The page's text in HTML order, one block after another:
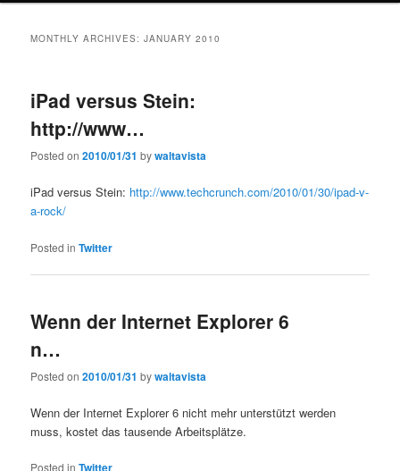
MONTHLY ARCHIVES:JANUARY 2010
iPad versus Stein:
http://www…
Posted on2010/01/31 bywaltavista
iPad versus Stein: http://www.techcrunch.com/2010/01/30/ipad-v-
a-rock/
Posted in Twitter
Wenn der Internet Explorer 6
n…
Posted on2010/01/31 bywaltavista
Wenn der Internet Explorer 6 nicht mehr unterstützt werden
muss, kostet das tausende Arbeitsplätze.
Posted in Twitter